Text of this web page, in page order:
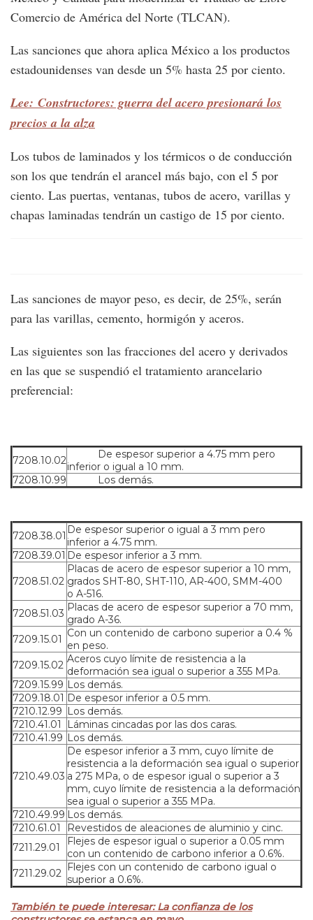
Comercio de América del Norte (TLCAN).
Las sanciones que ahora aplica México a los productos
estadounidenses van desde un 5% hasta 25 por ciento.
Lee: Constructores: guerra del acero presionará los
precios a la alza
Los tubos de laminados y los térmicos o de conducción
son los que tendrán el arancel más bajo, con el 5 por
ciento. Las puertas, ventanas, tubos de acero, varillas y
chapas laminadas tendrán un castigo de 15 por ciento.
Las sanciones de mayor peso, es decir, de 25%, serán
para las varillas, cemento, hormigón y aceros.
Las siguientes son las fracciones del acero y derivados
en las que se suspendió el tratamiento arancelario
preferencial:
7208.10.02 De espesor superior a 4.75 mm pero
inferior o igual a 10 mm.
7208.10.99
Los demás.
7208.38.01 De espesor superior o igual a 3 mm pero
inferior a 4.75 mm.
7208.39.01 De espesor inferior a 3 mm.
7208.51.02
Placas de acero de espesor superior a 10 mm,
grados SHT-80, SHT-110, AR-400, SMM-400
o A-516.
7208.51.03 Placas de acero de espesor superior a 70 mm,
grado A-36.
7209.15.01 Con un contenido de carbono superior a 0.4 %
en peso.
7209.15.02 Aceros cuyo límite de resistencia a la
deformación sea igual o superior a 355 MPa.
7209.15.99 Los demás.
7209.18.01 De espesor inferior a 0.5 mm.
7210.12.99 Los demás.
7210.41.01
Láminas cincadas por las dos caras.
7210.41.99 Los demás.
7210.49.03
De espesor inferior a 3 mm, cuyo límite de
resistencia a la deformación sea igual o superior
a 275 MPa, o de espesor igual o superior a 3
mm, cuyo límite de resistencia a la deformación
sea igual o superior a 355 MPa.
7210.49.99 Los demás.
7210.61.01
Revestidos de aleaciones de aluminio y cinc.
7211.29.01
Flejes de espesor igual o superior a 0.05 mm
con un contenido de carbono inferior a 0.6%.
7211.29.02 Flejes con un contenido de carbono igual o
superior a 0.6%.
También te puede interesar: La confianza de los